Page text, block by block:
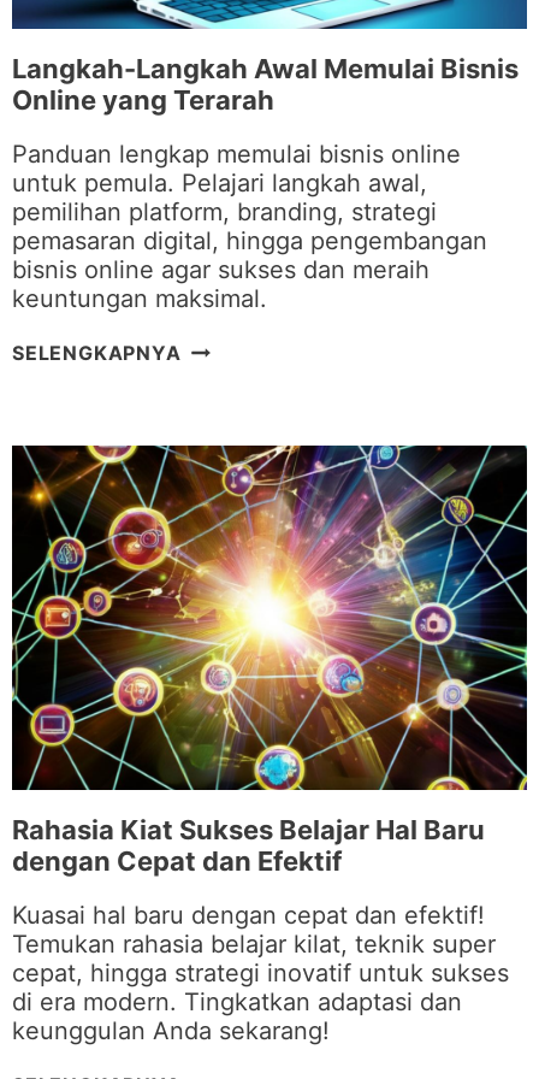
U
S
A
I
Y
A
G
E
F
E
K
T
T
U
K
S
T
A
R
T
U
P
A
N
A
Langkah-Langkah Awal Memulai Bisnis
Online yang Terarah
Panduan lengkap memulai bisnis online
untuk pemula. Pelajari langkah awal,
pemilihan platform, branding, strategi
pemasaran digital, hingga pengembangan
bisnis online agar sukses dan meraih
keuntungan maksimal.
SELENGKAPNYA L
K
A
H
-
L
A
N
G
K
A
H
A
W
A
L
E
M
U
L
A
Rahasia Kiat Sukses Belajar Hal Baru
dengan Cepat dan Efektif
Kuasai hal baru dengan cepat dan efektif!
Temukan rahasia belajar kilat, teknik super
cepat, hingga strategi inovatif untuk sukses
di era modern. Tingkatkan adaptasi dan
keunggulan Anda sekarang!